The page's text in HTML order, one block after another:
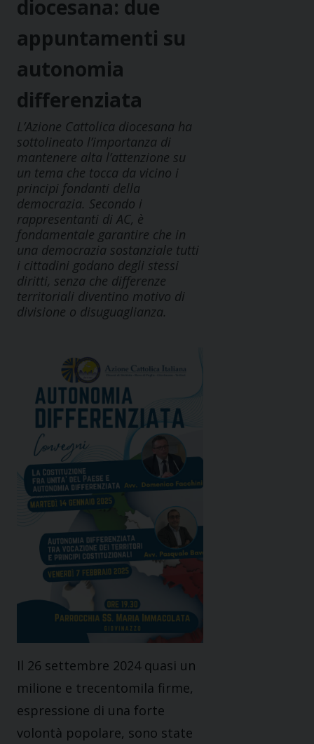
diocesana: due
appuntamenti su
autonomia
differenziata
L’Azione Cattolica diocesana ha
sottolineato l’importanza di
mantenere alta l’attenzione su
un tema che tocca da vicino i
principi fondanti della
democrazia. Secondo i
rappresentanti di AC, è
fondamentale garantire che in
una democrazia sostanziale tutti
i cittadini godano degli stessi
diritti, senza che differenze
territoriali diventino motivo di
divisione o disuguaglianza.
Il 26 settembre 2024 quasi un
milione e trecentomila firme,
espressione di una forte
volontà popolare, sono state